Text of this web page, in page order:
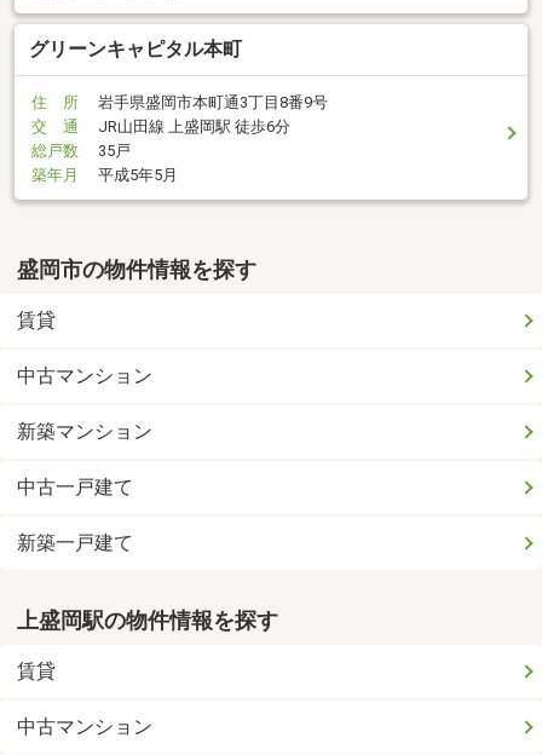
グリーンキャピタル本町
住 所
岩手県盛岡市本町通3丁目8番9号
交 通
JR山田線 上盛岡駅 徒歩6分
総戸数
35戸
築年月
平成5年5月
盛岡市の物件情報を探す
賃貸
中古マンション
新築マンション
中古一戸建て
新築一戸建て
上盛岡駅の物件情報を探す
賃貸
中古マンション